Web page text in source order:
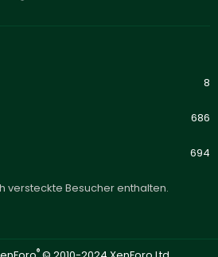
8
686
694
versteckte Besucher enthalten.
®